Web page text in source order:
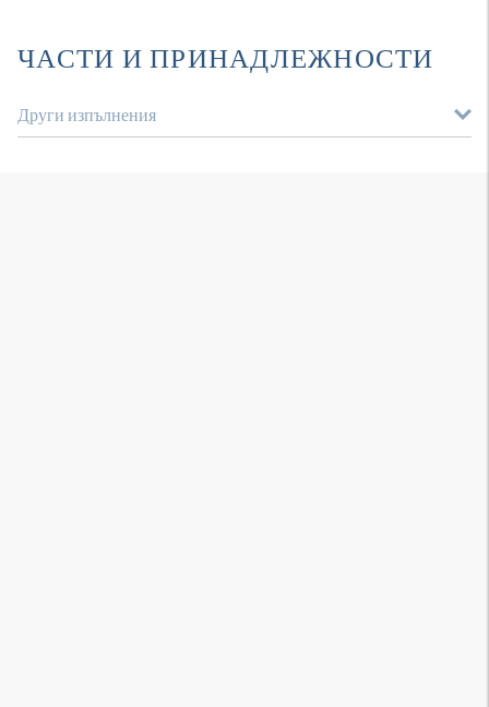
ЧАСТИ И ПРИНАДЛЕЖНОСТИ
Други изпълнения